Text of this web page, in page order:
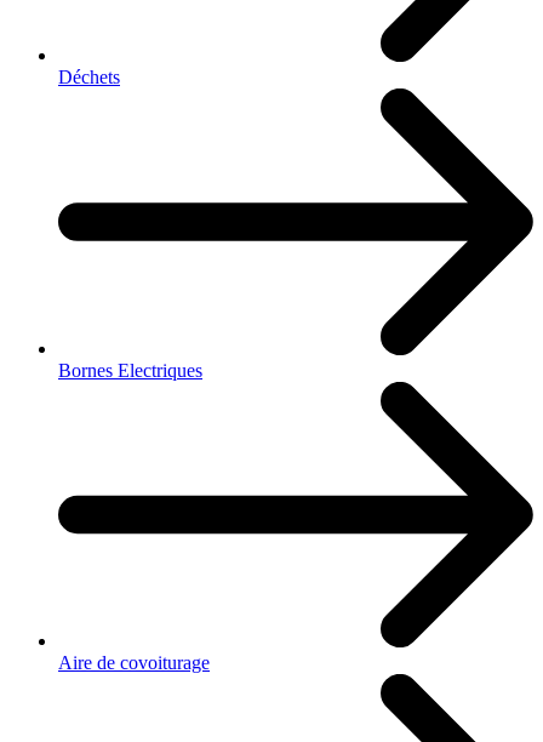
Déchets
Bornes Electriques
Aire de covoiturage